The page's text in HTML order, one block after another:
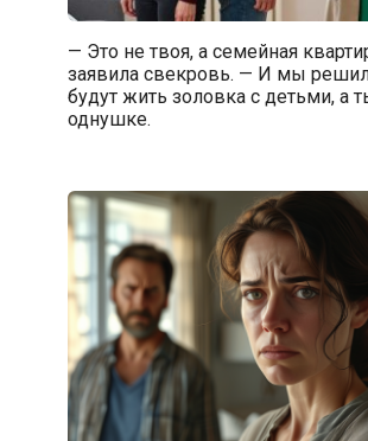
— Это не твоя, а семейная
заявила свекровь. — И мы
будут жить золовка с детьми, а
однушке.